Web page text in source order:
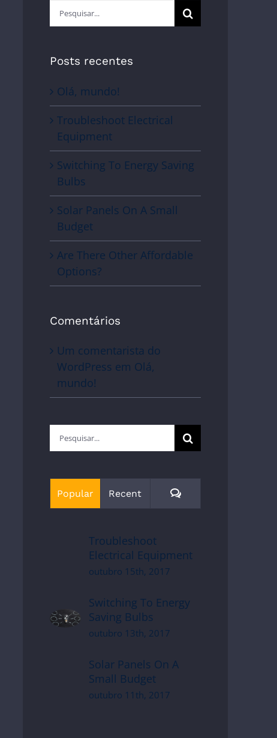
Buscar
resultados
Posts recentes
Olá, mundo!
Troubleshoot Electrical
Equipment
Switching To Energy Saving
Bulbs
Solar Panels On A Small
Budget
Are There Other Affordable
Options?
Comentários
Um comentarista do
WordPress em Olá,
mundo!
Buscar
resultados
Popular Recent Comments
Troubleshoot
Electrical Equipment
outubro 15th, 2017
Switching To Energy
Saving Bulbs
outubro 13th, 2017
Solar Panels On A
Small Budget
outubro 11th, 2017